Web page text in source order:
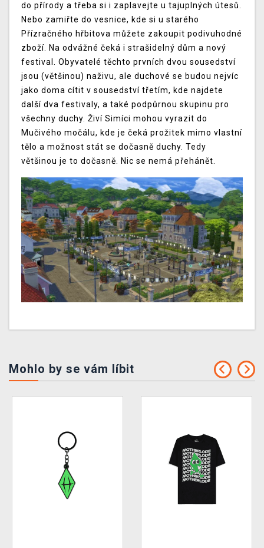
do přírody a třeba si i zaplavejte u tajuplných útesů.
Nebo zamiřte do vesnice, kde si u starého
Přízračného hřbitova můžete zakoupit podivuhodné
zboží. Na odvážné čeká i strašidelný dům a nový
festival. Obyvatelé těchto prvních dvou sousedství
jsou (většinou) naživu, ale duchové se budou nejvíc
jako doma cítit v sousedství třetím, kde najdete
další dva festivaly, a také podpůrnou skupinu pro
všechny duchy. Živí Simíci mohou vyrazit do
Mučivého močálu, kde je čeká prožitek mimo vlastní
tělo a možnost stát se dočasně duchy. Tedy
většinou je to dočasně. Nic se nemá přehánět.
Mohlo by se vám líbit